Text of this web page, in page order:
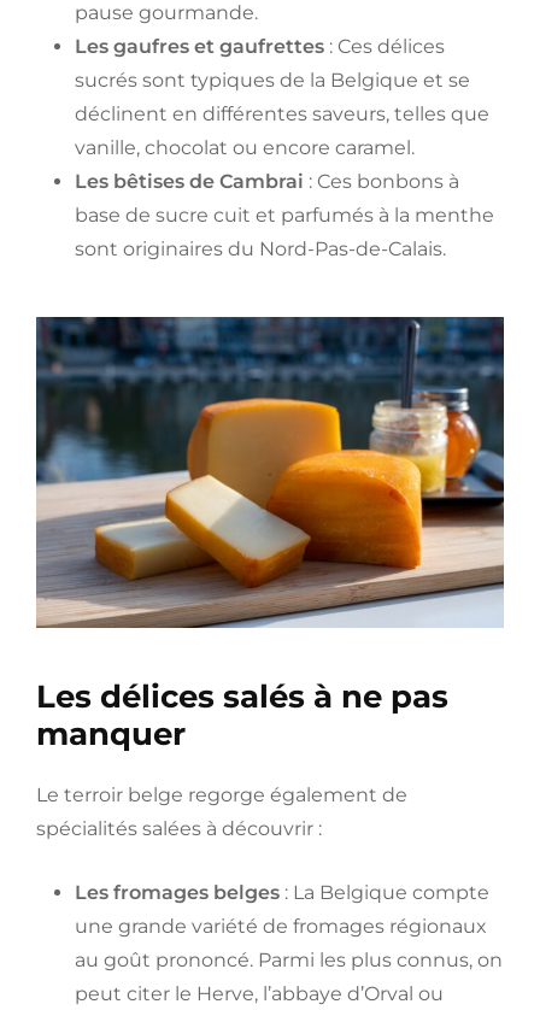
pause gourmande.
Les gaufres et gaufrettes : Ces délices
sucrés sont typiques de la Belgique et se
déclinent en différentes saveurs, telles que
vanille, chocolat ou encore caramel.
Les bêtises de Cambrai : Ces bonbons à
base de sucre cuit et parfumés à la menthe
sont originaires du Nord-Pas-de-Calais.
Les délices salés à ne pas
manquer
Le terroir belge regorge également de
spécialités salées à découvrir :
Les fromages belges : La Belgique compte
une grande variété de fromages régionaux
au goût prononcé. Parmi les plus connus, on
peut citer le Herve, l’abbaye d’Orval ou